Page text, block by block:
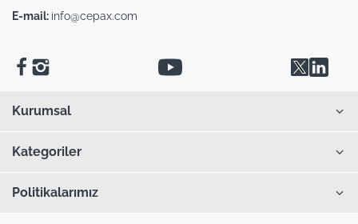
E-mail: info@cepax.com
Kurumsal
Kategoriler
Politikalarımız